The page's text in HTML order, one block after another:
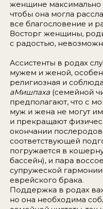
женщине максимально
чтобы она могла
все благословение и
Восторг женщины,
с радостью,
Ассистенты в родах
мужем и женой,
религиозная и
аМишпаха (семейной
предполагают, что с
муж и жена не могут
и прекращают
окончании
соответствующей
погружается в
бассейн), и пара
супружеской
еврейского брака.
Поддержка в родах
но она необходима